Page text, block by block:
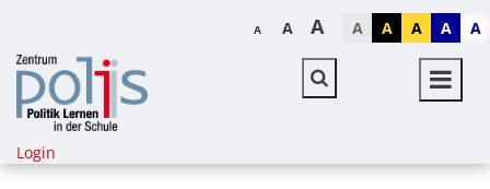
A A A A A A A A
Login